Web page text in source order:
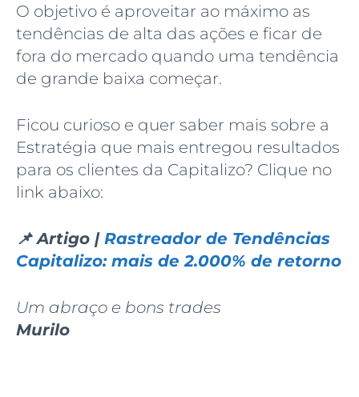
O objetivo é aproveitar ao máximo as
tendências de alta das ações e ficar de
fora do mercado quando uma tendência
de grande baixa começar.
Ficou curioso e quer saber mais sobre a
Estratégia que mais entregou resultados
para os clientes da Capitalizo? Clique no
link abaixo:
📌 Artigo | Rastreador de Tendências
Capitalizo: mais de 2.000% de retorno
Um abraço e bons trades
Murilo